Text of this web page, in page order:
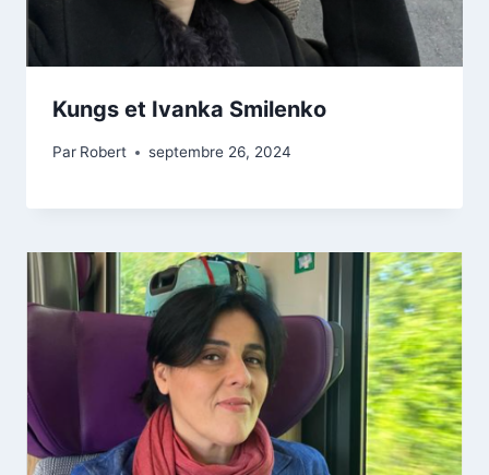
Kungs et Ivanka Smilenko
Par Robert septembre 26, 2024